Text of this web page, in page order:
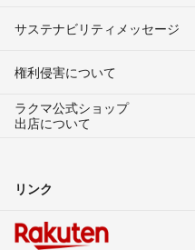
サステナビリティメッセージ
権利侵害について
ラクマ公式ショップ
出店について
リンク